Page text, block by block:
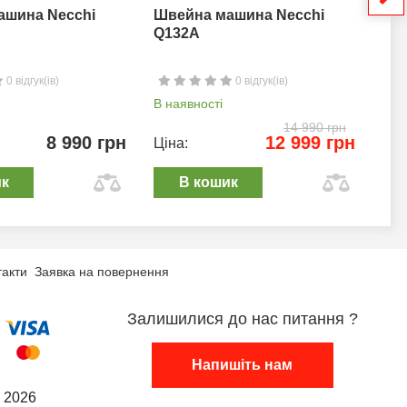
Necchi
0 відгук(ів)
8 990 грн
Швейна машина Necchi
Q132A
0 відгук(ів)
В наявності
14 990 грн
Ціна: 12 999 грн
В кошик
Заявка на повернення
Залишилися до нас питання ?
Напишіть нам
2026